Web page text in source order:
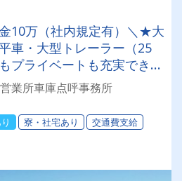
10万（社内規定有）＼★大
車・大型トレーラー（25
プライベートも充実でき
免許取得制度でスキルアッ
祝休み(連休あり)◎成果
未経験OK◎
業所車庫点呼事務所
寮・社宅あり 交通費支給